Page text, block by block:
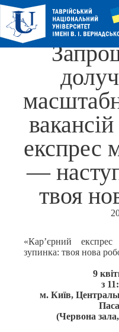
експрес
—
твоя
«Кар’єрний
зупинка: твоя нова
9
з
м. Київ,
(Червона